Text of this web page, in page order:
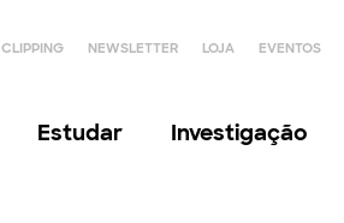
CLIPPING NEWSLETTER LOJA EVENTOS
Estudar Investigação